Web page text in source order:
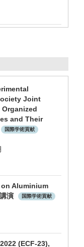
Joint
Organized
and Their
国際学術貢献
Aluminium
演
国際学術貢献
(ECF-23),